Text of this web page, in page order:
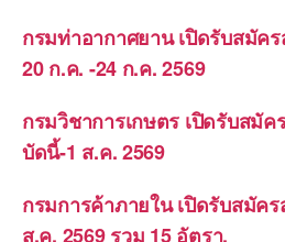
กรมท่าอากาศยาน เปิดรับสมัค
20 ก.ค. -24 ก.ค. 2569
กรมวิชาการเกษตร เปิดรับสมั
บัดนี้-1 ส.ค. 2569
กรมการค้าภายใน เปิดรับสมัค
ส.ค. 2569 รวม 15 อัตรา,